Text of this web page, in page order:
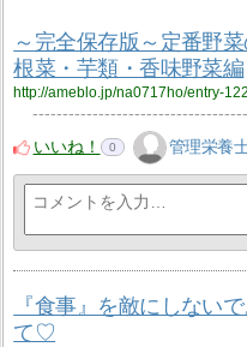
～完全保存版～定番野
根菜・芋類・香味野菜編
http://ameblo.jp/na0717ho/entry-
いいね！
0 管理栄養
『食事』を敵にしない
て♡